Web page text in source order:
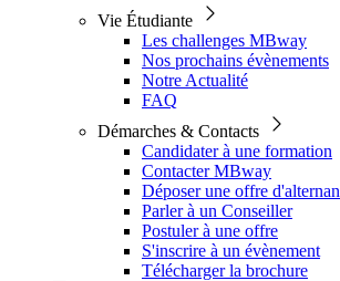
Vie Étudiante
Les challenges MBway
Nos prochains évènements
Notre Actualité
FAQ
Démarches & Contacts
Candidater à une formation
Contacter MBway
Déposer une offre
Parler à un Conseiller
Postuler à une offre
S'inscrire à un évènement
Télécharger la brochure